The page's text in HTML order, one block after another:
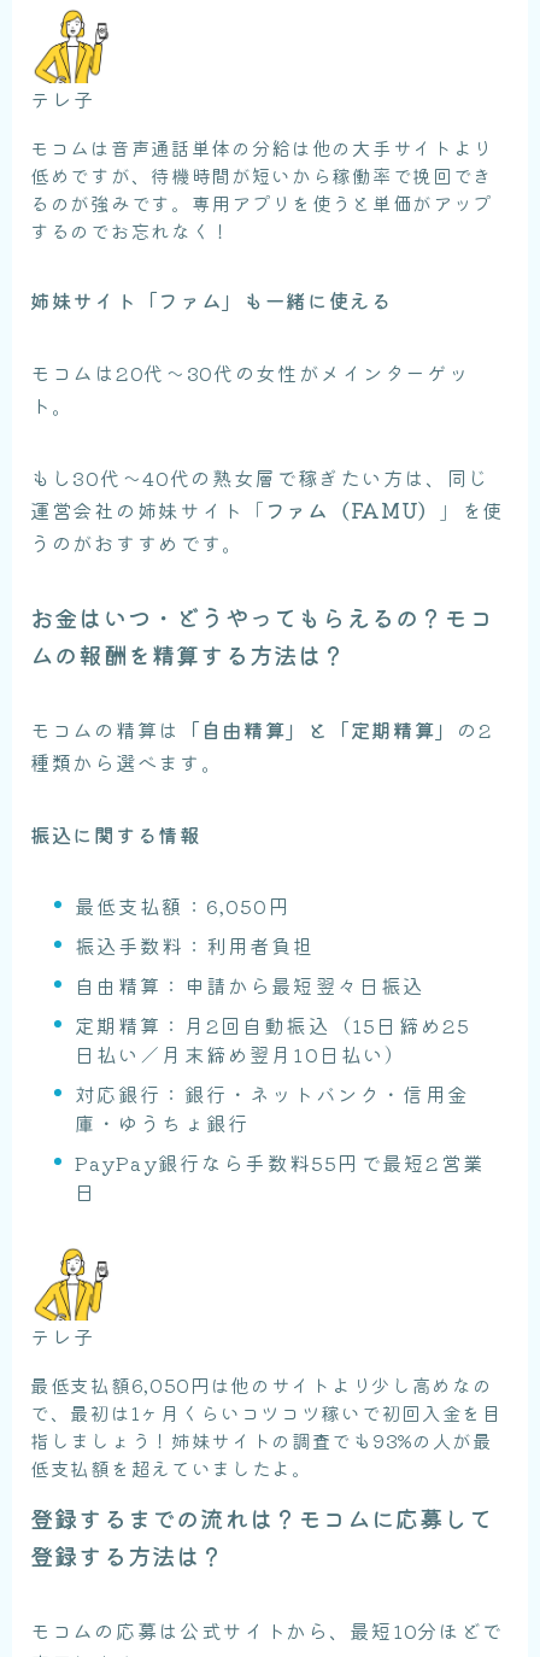
テレ子
モコムは音声通話単体の分給は他の大手サイトより
低めですが、待機時間が短いから稼働率で挽回でき
るのが強みです。専用アプリを使うと単価がアップ
するのでお忘れなく！
姉妹サイト「ファム」も一緒に使える
モコムは20代〜30代の女性がメインターゲッ
ト。
もし30代〜40代の熟女層で稼ぎたい方は、同じ
運営会社の姉妹サイト「 ファム（FAMU）
」を使
うのがおすすめです。
お金はいつ・どうやってもらえるの？モコ
ムの報酬を精算する方法は？
モコムの精算は 「自由精算」と「定期精算」 の2
種類から選べます。
振込に関する情報
最低支払額：6,050円
振込手数料：利用者負担
自由精算：申請から最短翌々日振込
定期精算：月2回自動振込（15日締め25
日払い／月末締め翌月10日払い）
対応銀行：銀行・ネットバンク・信用金
庫・ゆうちょ銀行
PayPay銀行なら手数料55円で最短2営業
日
テレ子
最低支払額6,050円は他のサイトより少し高めなの
で、最初は1ヶ月くらいコツコツ稼いで初回入金を目
指しましょう！姉妹サイトの調査でも93%の人が最
低支払額を超えていましたよ。
登録するまでの流れは？モコムに応募して
登録する方法は？
モコムの応募は公式サイトから、最短10分ほどで